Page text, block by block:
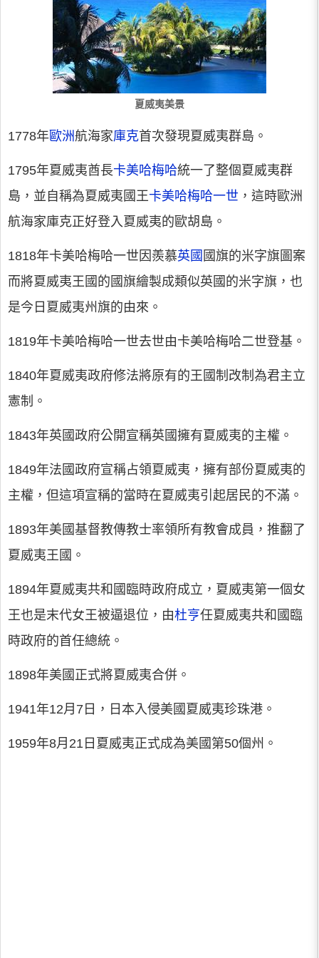
夏威夷美景
1778年歐洲航海家庫克首次發現夏威夷群島。
1795年夏威夷酋長卡美哈梅哈統一了整個夏威夷群
島，並自稱為夏威夷國王卡美哈梅哈一世 ，這時歐洲
航海家庫克正好登入夏威夷的歐胡島。
1818年卡美哈梅哈一世因羨慕英國 國旗的米字旗圖案
而將夏威夷王國的國旗繪製成類似英國的米字旗，也
是今日夏威夷州旗的由來。
1819年卡美哈梅哈一世去世由卡美哈梅哈二世登基。
1840年夏威夷政府修法將原有的王國制改制為君主立
憲制。
1843年英國政府公開宣稱英國擁有夏威夷的主權。
1849年法國政府宣稱占領夏威夷，擁有部份夏威夷的
主權，但這項宣稱的當時在夏威夷引起居民的不滿。
1893年美國基督教傳教士率領所有教會成員，推翻了
夏威夷王國。
1894年夏威夷共和國臨時政府成立，夏威夷第一個女
王也是末代女王被逼退位，由杜亨任夏威夷共和國臨
時政府的首任總統。
1898年美國正式將夏威夷合併。
1941年12月7日，日本入侵美國夏威夷珍珠港。
1959年8月21日夏威夷正式成為美國第50個州。